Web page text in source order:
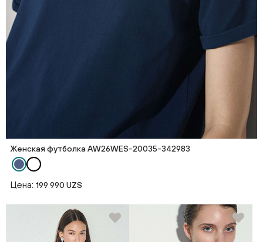
Женская футболка AW26WES-20035-342983
Цена: 199 990 UZS